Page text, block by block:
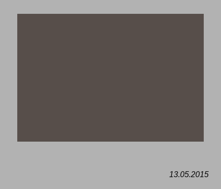
13.05.2015